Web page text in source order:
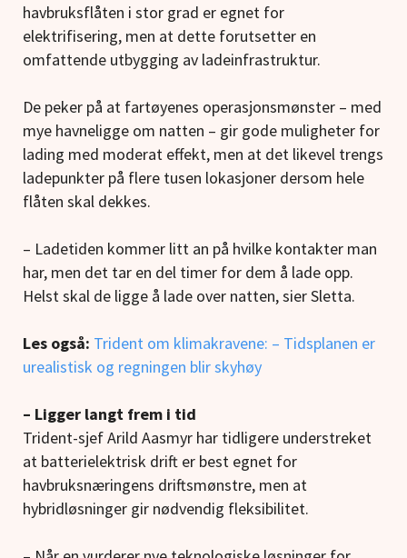
havbruksflåten i stor grad er egnet for
elektrifisering, men at dette forutsetter en
omfattende utbygging av ladeinfrastruktur.
De peker på at fartøyenes operasjonsmønster – med
mye havneligge om natten – gir gode muligheter for
lading med moderat effekt, men at det likevel trengs
ladepunkter på flere tusen lokasjoner dersom hele
flåten skal dekkes.
– Ladetiden kommer litt an på hvilke kontakter man
har, men det tar en del timer for dem å lade opp.
Helst skal de ligge å lade over natten, sier Sletta.
Les også: Trident om klimakravene: – Tidsplanen er
urealistisk og regningen blir skyhøy
– Ligger langt frem i tid
Trident-sjef Arild Aasmyr har tidligere understreket
at batterielektrisk drift er best egnet for
havbruksnæringens driftsmønstre, men at
hybridløsninger gir nødvendig fleksibilitet.